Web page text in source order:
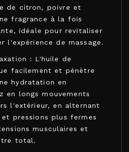
de citron, poivre et
fragrance à la fois
idéale pour revitaliser
l'expérience de massage.
: L'huile de
facilement et pénètre
hydratation en
en longs mouvements
l'extérieur, en alternant
pressions plus fermes
musculaires et
total.